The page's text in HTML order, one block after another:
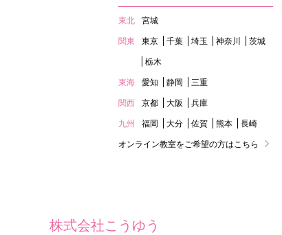
東北
宮城
関東
東京 千葉 埼玉 神奈川
茨城
栃木
東海
愛知 静岡
三重
関西
京都 大阪
兵庫
九州
福岡 大分 佐賀 熊本
長崎
オンライン教室をご希望の方はこちら
株式会社こうゆう